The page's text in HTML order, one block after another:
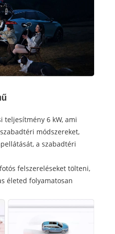
teljesítmény 6 kW, ami
módszereket,
a szabadtéri
felszereléseket tölteni,
életed folyamatosan